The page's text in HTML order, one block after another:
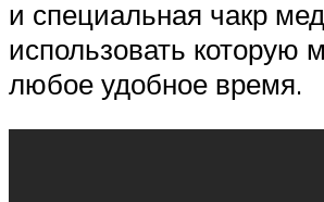
и специальная чакр
использовать которую
любое удобное время.